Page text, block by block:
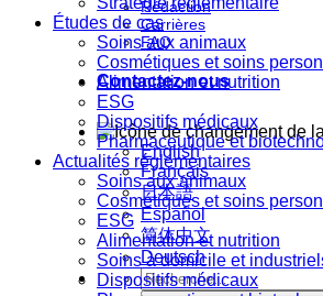
Rédaction
Carrières
FAQ
Contactez-nous
English
Français
日本語
Español
简体中文
Deutsch
Études de cas
Soins aux animaux
Cosmétiques et soins
Alimentation et nutrition
ESG
Dispositifs médicaux
Pharmaceutique et
Actualités réglementaires
Soins aux animaux
Cosmétiques et soins
ESG
Alimentation et nutrition
Soins à domicile et
Dispositifs médicaux